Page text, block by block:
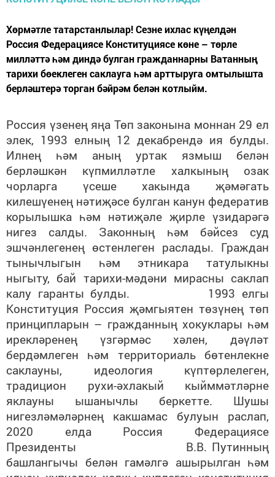
Хөрмәтле татарстанлылар! Сезне ихлас күңелдән
Россия Федерациясе Конституциясе көне – төрле
милләттә һәм диндә булган гражданнарны Ватанның
тарихи бөеклеген саклауга һәм арттыруга омтылышта
берләштерә торган бәйрәм белән котлыйм.
Россия үзенең яңа Төп законына моннан 29 ел
элек, 1993 елның 12 декабрендә ия булды.
Илнең һәм аның уртак язмыш белән
берләшкән күпмилләтле халкының озак
чорларга үсеше хакында җәмәгать
килешүенең нәтиҗәсе булган канун федератив
корылышка һәм нәтиҗәле җирле үзидарәгә
нигез салды. Законның һәм бәйсез суд
эшчәнлегенең өстенлеген раслады. Граждан
тынычлыгын һәм этникара татулыкны
ныгыту, бай тарихи-мәдәни мирасны саклап
калу гаранты булды. 1993 елгы
Конституция Россия җәмгыятен төзүнең төп
принципларын – гражданның хокуклары һәм
ирекләренең үзгәрмәс хәлен, дәүләт
бердәмлеген һәм территориаль бөтенлекне
саклауны, идеология күптөрлелеген,
традицион рухи-әхлакый кыйммәтләрне
яклауны ышанычлы беркетте. Шушы
нигезләмәләрнең какшамас булуын раслап,
2020 елда Россия Федерациясе
Президенты В.В. Путинның
башлангычы белән гамәлгә ашырылган һәм